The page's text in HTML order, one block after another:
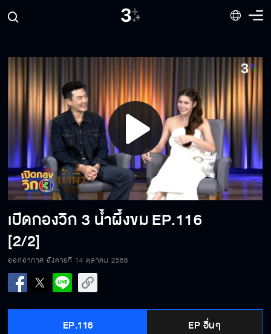
Play
Video
เปิดกองวิก 3 น้ำผึ้งขมEP.116
[2/2]
ออกอากาศ อังคารที่ 14 ตุลาคม 2568
EP.116 EP อื่นๆ